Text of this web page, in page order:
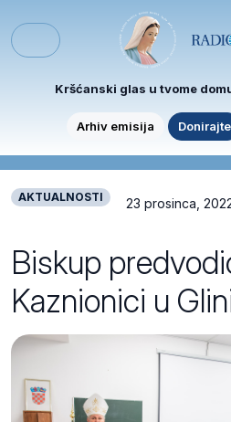
Menu
Kršćanski glas u tvome
Arhiv emisija Donirajte
AKTUALNOSTI 23 prosinca,
Biskup
Kaznionici u